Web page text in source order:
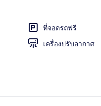
ที่จอดรถฟรี
เครื่องปรับอากาศ